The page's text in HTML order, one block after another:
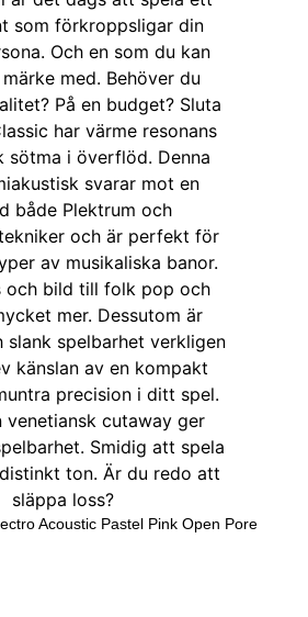
Acoustic Pastel Pink Open Pore